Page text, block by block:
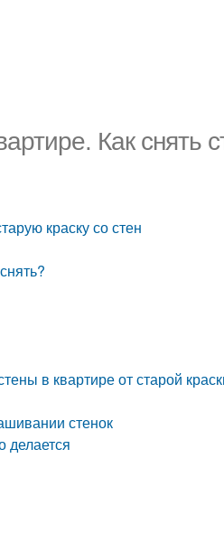
Как снять
краску со стен
в квартире от старой
стенок
делается